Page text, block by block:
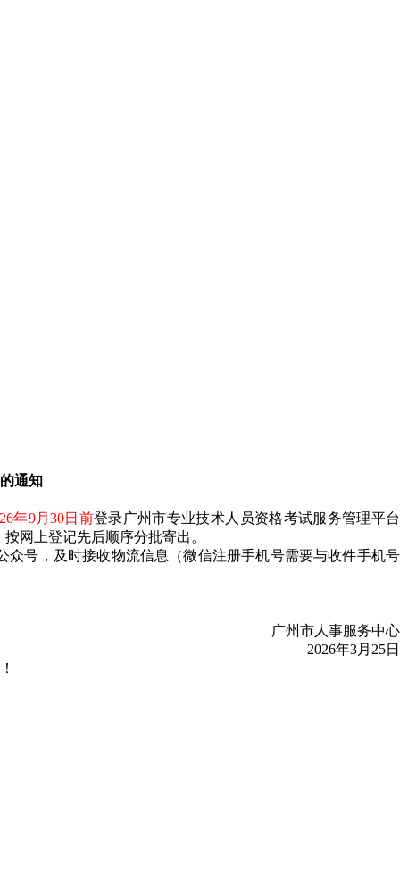
通知
年9月30日前登录广州市专业技术人员资格考试服务管理平台
网上登记先后顺序分批寄出。
众号，及时接收物流信息（微信注册手机号需要与收件手机号
广州市人事服务中心
2026年3月25日